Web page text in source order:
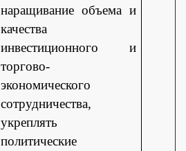
наращивание объема и
качества
инвестиционного и
торгово-
экономического
сотрудничества,
укреплять
политические